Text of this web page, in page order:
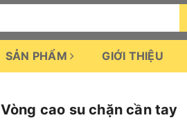
SẢN PHẨM GIỚI THIỆU
Vòng cao su chặn cần tay